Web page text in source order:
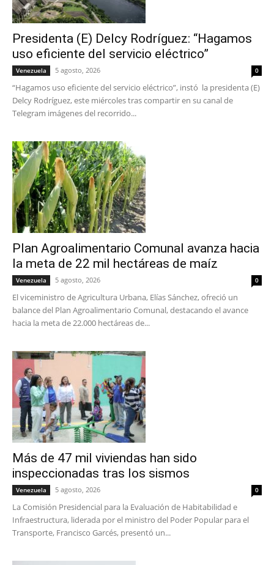
Presidenta (E) Delcy Rodríguez: “Hagamos
uso eficiente del servicio eléctrico”
Venezuela 5 agosto, 2026 0
“Hagamos uso eficiente del servicio eléctrico”, instó la presidenta (E)
Delcy Rodríguez, este miércoles tras compartir en su canal de
Telegram imágenes del recorrido...
Plan Agroalimentario Comunal avanza hacia
la meta de 22 mil hectáreas de maíz
Venezuela 5 agosto, 2026 0
El viceministro de Agricultura Urbana, Elías Sánchez, ofreció un
balance del Plan Agroalimentario Comunal, destacando el avance
hacia la meta de 22.000 hectáreas de...
Más de 47 mil viviendas han sido
inspeccionadas tras los sismos
Venezuela 5 agosto, 2026 0
La Comisión Presidencial para la Evaluación de Habitabilidad e
Infraestructura, liderada por el ministro del Poder Popular para el
Transporte, Francisco Garcés, presentó un...